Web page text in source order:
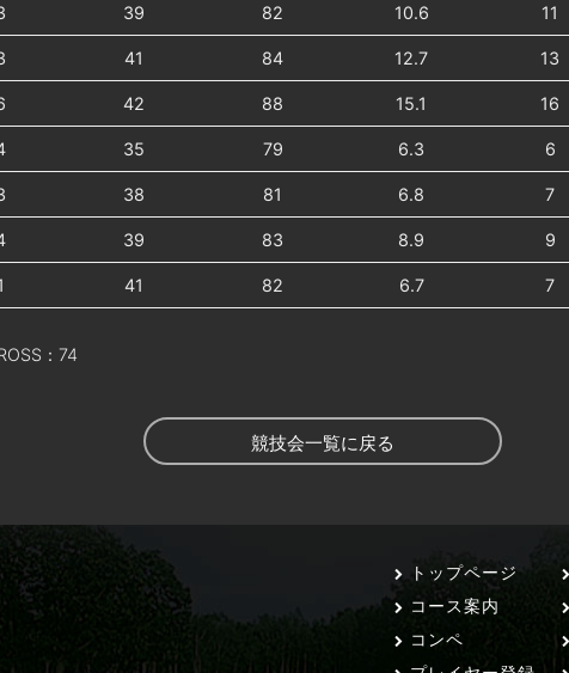
39 82 10.6 11
41 84 12.7 13
42 88 15.1 16
35 79 6.3 6
38 81 6.8 7
39 83 8.9 9
41 82 6.7 7
：74
競技会一覧に戻る
トップページ
コース案内
コンペ